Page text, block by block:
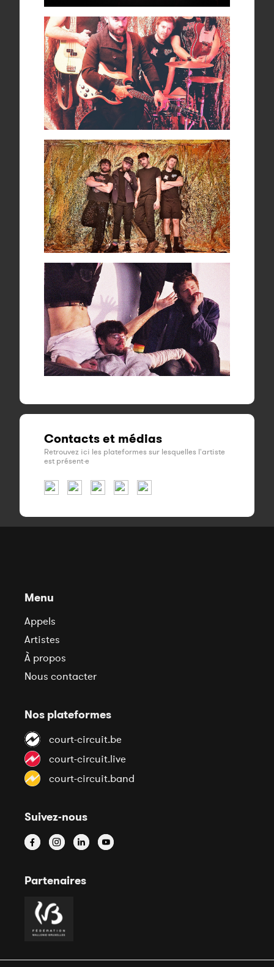
Contacts et médias
Retrouvez ici les plateformes sur lesquelles l'artiste
est présent·e
Menu
Appels
Artistes
À propos
Nous contacter
Nos plateformes
court-circuit.be
court-circuit.live
court-circuit.band
Suivez-nous
Partenaires